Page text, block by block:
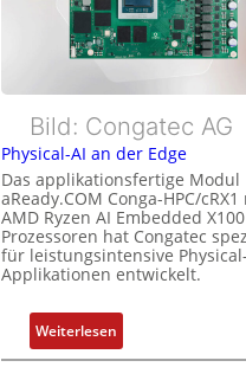
r
w
a
u
n
g
s
t
g
l
e
t
h
e
c
a
t
-
r
c
h
Bild: Congatec AG
Physical-AI an der Edge
Das applikationsfertige Modul
aReady.COM Conga-HPC/
AMD Ryzen AI Embedded
Prozessoren hat Congatec
für leistungsintensive
Applikationen entwickelt.
Weiterlesen
P